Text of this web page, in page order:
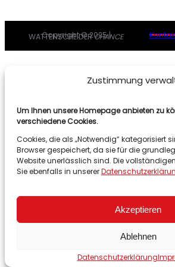
Zustimmung
Um Ihnen unsere Homepage anbieten zu
verschiedene Cookies.
Cookies, die als „Notwendig“ kategorisiert
Browser gespeichert, da sie für die
Website unerlässlich sind. Die
Sie ebenfalls in unserer
Akzeptieren
Ablehnen
Datenschutzerklärung
Copyright © 2025 |
WATTENSCHEIDERCHANCE